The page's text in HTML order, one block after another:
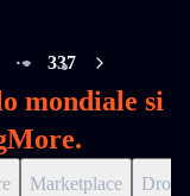
More pages
337
mondiale si
Marketplace